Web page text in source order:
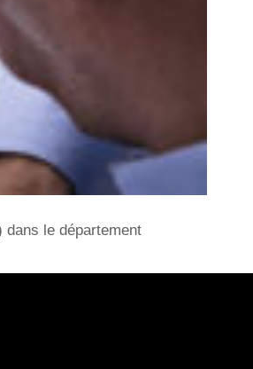
dans le département